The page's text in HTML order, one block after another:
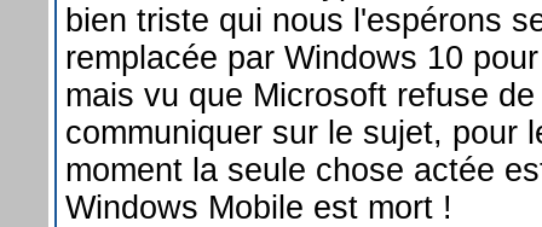
bien triste qui nous l'espérons
remplacée par Windows 10
mais vu que Microsoft refuse de
communiquer sur le sujet, pour
moment la seule chose actée
Windows Mobile est mort !